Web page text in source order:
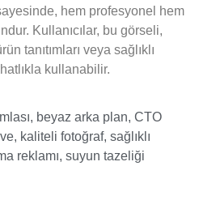
hem profesyonel hem
Kullanıcılar, bu görseli,
tanıtımları veya sağlıklı
kullanabilir.
, beyaz arka plan, CTO
, kaliteli fotoğraf, sağlıklı
reklamı, suyun tazeliği